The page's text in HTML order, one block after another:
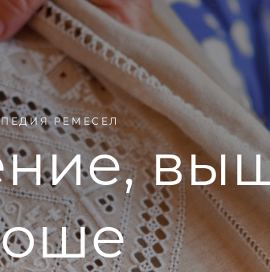
РЕМЕСЕЛ